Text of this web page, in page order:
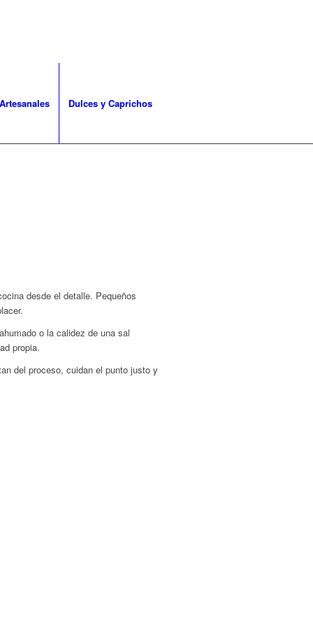
Dulces y Caprichos
desde el detalle. Pequeños
o la calidez de una sal
propia.
del proceso, cuidan el punto justo y